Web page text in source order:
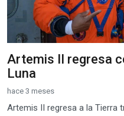
Artemis II regresa
Luna
hace 3 meses
Artemis II regresa a la Tierra